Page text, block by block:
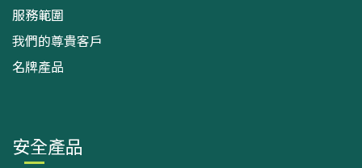
服務範圍
我們的尊貴客戶
名牌產品
安全產品